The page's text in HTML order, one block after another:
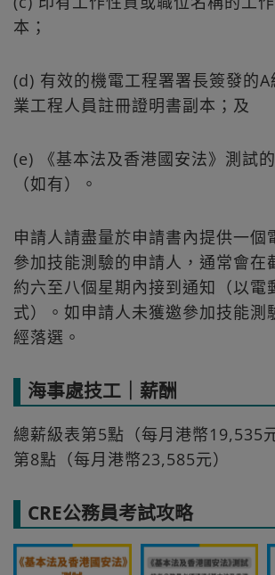
本；
(d) 有效的機電工程署署長簽發的A
業工程人員註冊證明書副本；及
(e) 《基本法及香港國安法》測試
（如有）。
申請人請盡量於申請書內提供一個
參加技能測驗的申請人，通常會在
約六至八個星期內接到通知（以電
式）。如申請人未獲邀參加技能測
經落選。
海事處技工｜薪酬
總薪級表第5點（每月港幣19,535
第8點（每月港幣23,585元）
CRE公務員考試攻略